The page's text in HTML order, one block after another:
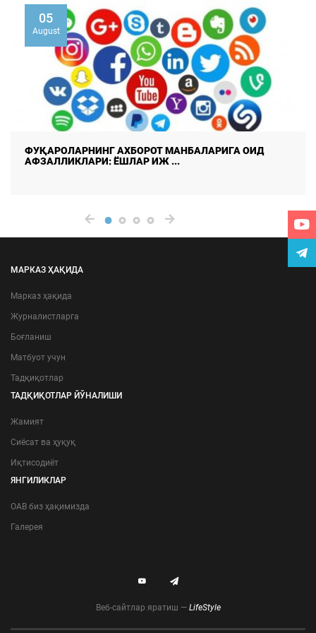
02
August
Умуммиллий бирдамлик: тараққиётнинг
пойдевори
МАРКАЗ ҲАҚИДА
Марказ ҳақида
Журналистларга
Боғланиш
Матбуот учун
Тадқиқотлар
ТАДҚИҚОТЛАР ЙЎНАЛИШИ
Жамият
Сиёсат ва ҳуқуқ
Иқтисодиёт
ЯНГИЛИКЛАР
ОАВ биз ҳақимизда
Галерея
Веб-сайтлар яратиш — LifeStyle